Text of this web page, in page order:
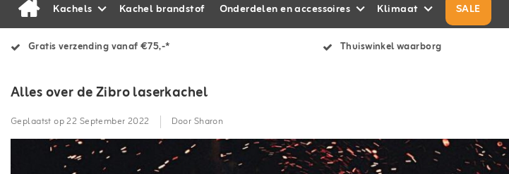
Kachels Kachel brandstof Onderdelen en accessoires Klimaat SALE
Gratis verzending vanaf €75,-* Thuiswinkel waarborg
Alles over de Zibro laserkachel
Geplaatst op22 September 2022 Door Sharon